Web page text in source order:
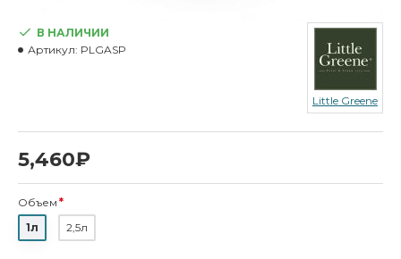
5,460₽
В НАЛИЧИИ
Артикул: PLGASP
Little Greene
Объем
1л
2,5л